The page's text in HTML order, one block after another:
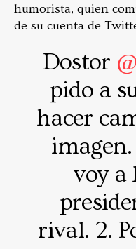
humorista, quien
de su cuenta de
Dostor
pido a
hacer
imagen.
voy a
rival. 2.